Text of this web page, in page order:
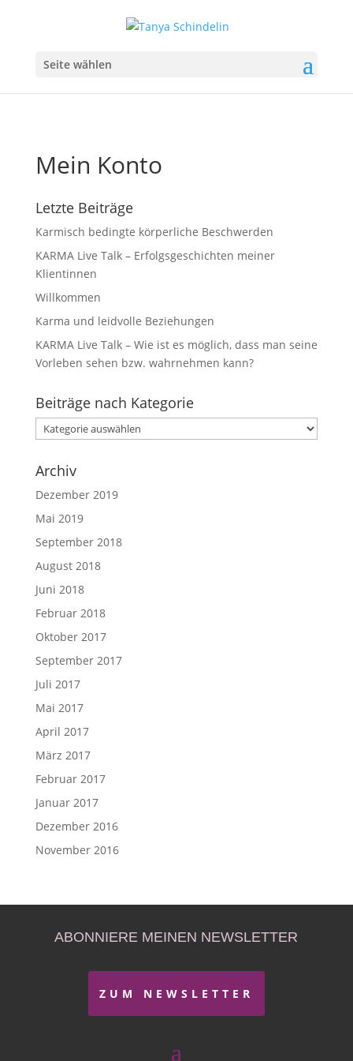
Seite wählen
Mein Konto
Letzte Beiträge
Karmisch bedingte körperliche Beschwerden
KARMA Live Talk – Erfolgsgeschichten meiner
Klientinnen
Willkommen
Karma und leidvolle Beziehungen
KARMA Live Talk – Wie ist es möglich, dass man seine
Vorleben sehen bzw. wahrnehmen kann?
Beiträge nach Kategorie
Beiträge
nach
Kategorie
Archiv
Dezember 2019
Mai 2019
September 2018
August 2018
Juni 2018
Februar 2018
Oktober 2017
September 2017
Juli 2017
Mai 2017
April 2017
März 2017
Februar 2017
Januar 2017
Dezember 2016
November 2016
ABONNIERE MEINEN NEWSLETTER
ZUM NEWSLETTER